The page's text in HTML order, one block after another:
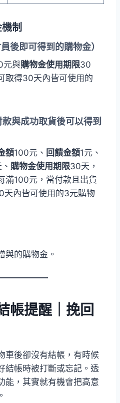
制
後即可得到的購物金）
元與購物金使用期限30
取得30天內皆可使用的
與成功取貨後可以得到
額100元、 回饋金額1元、
購物金使用期限30天，
滿100元，當付款且出貨
天內皆可使用的3元購物
與的購物金。
帳提醒｜挽回
車後卻沒有結帳，有時候
結帳時被打斷或忘記。透
能，其實就有機會把高意